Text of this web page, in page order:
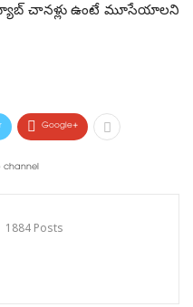
చానళ్లు ఉంటే మూసేయాలని
Google+
1884 Posts